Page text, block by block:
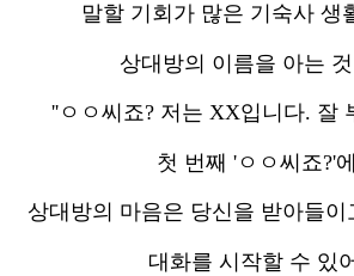
말할 기회가 많은 기숙사 생
상대방의 이름을 아는
''ㅇㅇ씨죠? 저는 XX입니다. 잘
첫 번째 'ㅇㅇ씨죠?'
상대방의 마음은 당신을 받아들
대화를 시작할 수 있